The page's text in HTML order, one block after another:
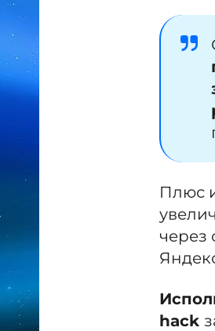
Плюс
через
hack